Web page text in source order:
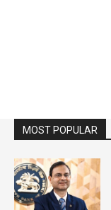
MOST POPULAR